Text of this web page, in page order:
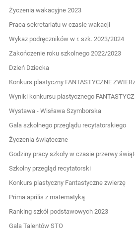
Życzenia wakacyjne 2023
Praca sekretariatu w czasie wakacji
Wykaz podręczników w r. szk. 2023/2024
Zakończenie roku szkolnego 2022/2023
Dzień Dziecka
Konkurs plastyczny FANTASTYCZNE
Wyniki konkursu plastycznego
Wystawa - Wisława Szymborska
Gala szkolnego przeglądu recytatorskiego
Życzenia świąteczne
Godziny pracy szkoły w czasie przerwy
Szkolny przegląd recytatorski
Konkurs plastyczny Fantastyczne zwierzę
Prima aprilis z matematyką
Ranking szkół podstawowych 2023
Gala Talentów STO